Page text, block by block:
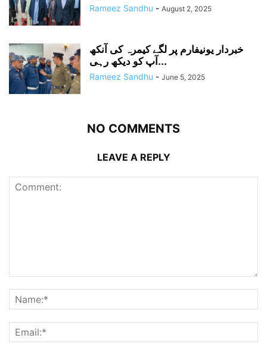
Rameez Sandhu - August 2, 2025
خبردار یونیفارم پر لگے کیمرہ کی آنکھ
آپ کو دیکھ رہی...
Rameez Sandhu - June 5, 2025
NO COMMENTS
LEAVE A REPLY